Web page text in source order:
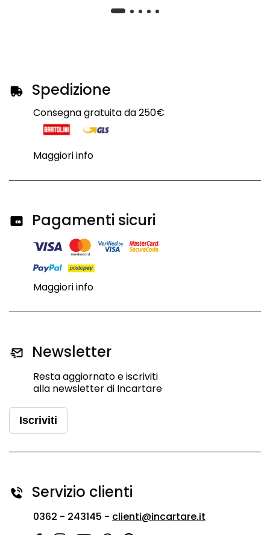
Spedizione
Consegna gratuita da 250€
Maggiori info
Pagamenti sicuri
Maggiori info
Newsletter
Resta aggiornato e iscriviti
alla newsletter di Incartare
Iscriviti
Servizio clienti
0362 - 243145 - clienti@incartare.it